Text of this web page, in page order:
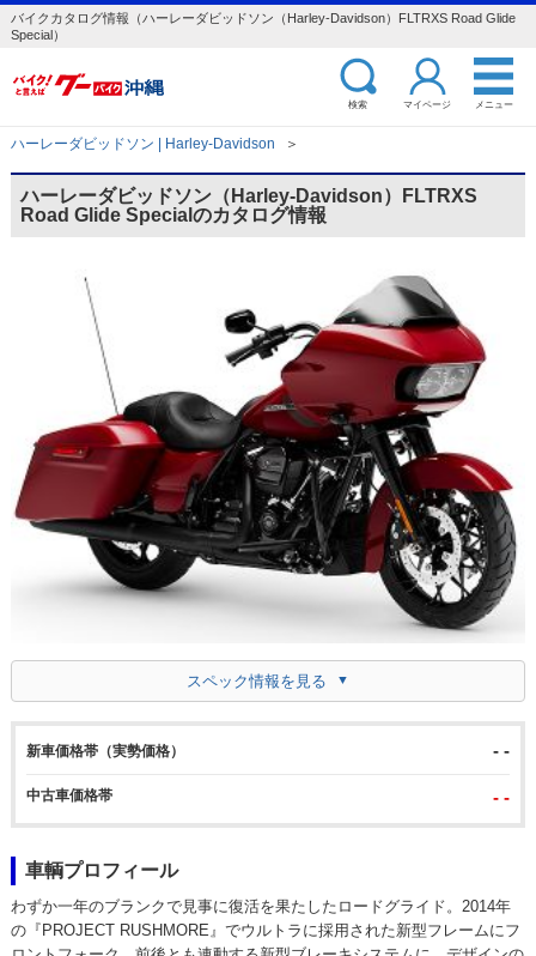
バイクカタログ情報（ハーレーダビッドソン（Harley-Davidson）FLTRXS Road Glide
Special）
検索 マイページ メニュー
ハーレーダビッドソン | Harley-Davidson ＞
ハーレーダビッドソン（Harley-Davidson）FLTRXS
Road Glide Specialのカタログ情報
スペック情報を見る
新車価格帯（実勢価格） - -
中古車価格帯 - -
車輌プロフィール
わずか一年のブランクで見事に復活を果たしたロードグライド。2014年
の『PROJECT RUSHMORE』でウルトラに採用された新型フレームにフ